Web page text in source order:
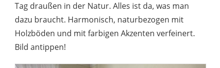
Tag draußen in der Natur. Alles ist da, was man
dazu braucht. Harmonisch, naturbezogen mit
Holzböden und mit farbigen Akzenten verfeinert.
Bild antippen!